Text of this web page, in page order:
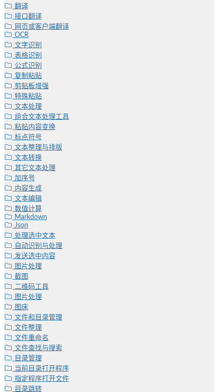
翻译
接口翻译
网页或客户端翻译
OCR
文字识别
表格识别
公式识别
复制粘贴
剪贴板增强
特殊粘贴
文本处理
组合文本处理工具
粘贴内容变换
标点符号
文本整理与排版
文本转换
其它文本处理
加序号
内容生成
文本编辑
数值计算
Markdown
Json
处理选中文本
自动识别与处理
发送选中内容
图片处理
截图
二维码工具
图片处理
图床
文件和目录管理
文件整理
文件重命名
文件查找与搜索
目录管理
当前目录打开程序
指定程序打开文件
目录跳转